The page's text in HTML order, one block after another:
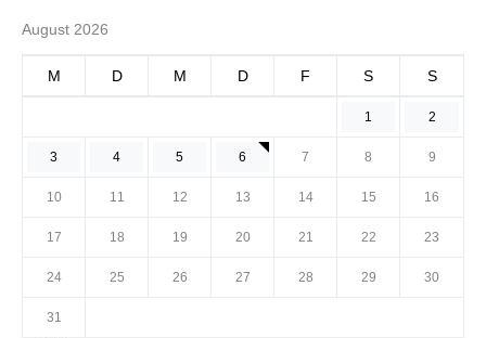
August 2026
M D M D F S S
1 2
3 4 5 6 7 8 9
10 11 12 13 14 15 16
17 18 19 20 21 22 23
24 25 26 27 28 29 30
31